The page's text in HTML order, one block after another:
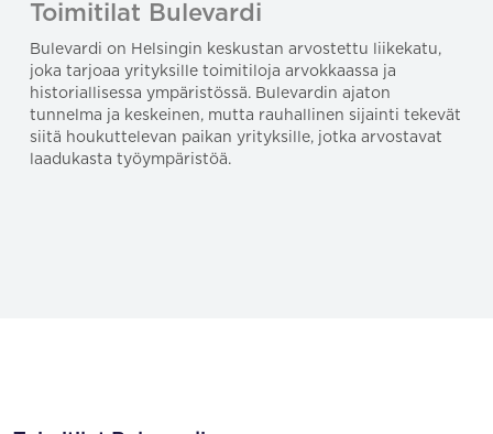
Toimitilat Bulevardi
Bulevardi on Helsingin keskustan arvostettu liikekatu,
joka tarjoaa yrityksille toimitiloja arvokkaassa ja
historiallisessa ympäristössä. Bulevardin ajaton
tunnelma ja keskeinen, mutta rauhallinen sijainti tekevät
siitä houkuttelevan paikan yrityksille, jotka arvostavat
laadukasta työympäristöä.